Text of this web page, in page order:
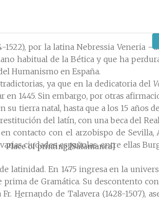
por la latina Nebressia Veneria
habitual de la Bética y que ha
Humanismo en España.
ya que en la dedicatoria del
1445. Sin embargo, por otras
tierra natal, hasta que a los 15 años
del latín, con una beca del
contacto con el arzobispo de Sevilla,
ciudades españolas, entre ellas
latinidad. En 1475 ingresa en la
de Gramática. Su descontento
Fr. Hernando de Talavera (1428-1507),
Place of printing [Salamanca]